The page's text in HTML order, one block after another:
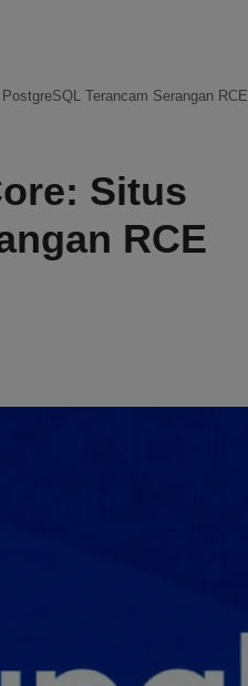
Terancam Serangan RCE
Situs
RCE